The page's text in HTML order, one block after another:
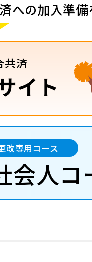
への加入準
共済
イト
改専用コース
会人コ